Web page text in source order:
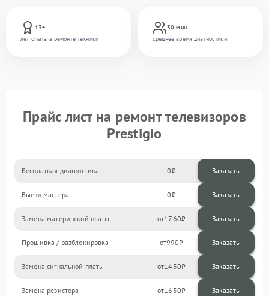
13+
лет опыта в ремонте техники
30 мин
среднее время диагностики
Прайс лист на ремонт телевизоров
Prestigio
Бесплатная диагностика 0 Заказать
Выезд мастера 0 Заказать
Замена материнской платы 1760
Прошивка / разблокировка 990
Замена сигнальной платы 1430
Замена резистора 1650